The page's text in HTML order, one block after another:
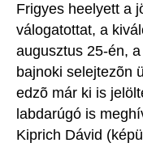
Frigyes heelyett a
válogatottat, a
augusztus 25-én,
bajnoki selejtezõn
edzõ már ki is
labdarúgó is
Kiprich Dávid